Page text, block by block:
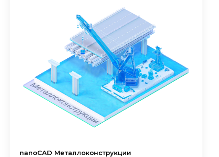
nanoCAD Металлоконструкции